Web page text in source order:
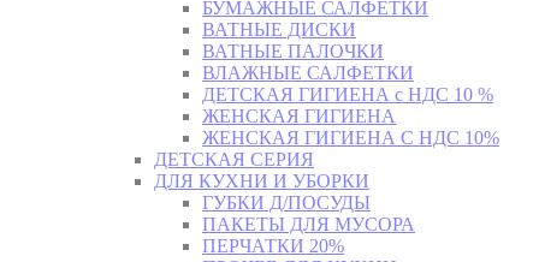
БУМАЖНЫЕ САЛФЕТКИ
ВАТНЫЕ ДИСКИ
ВАТНЫЕ ПАЛОЧКИ
ВЛАЖНЫЕ САЛФЕТКИ
ДЕТСКАЯ ГИГИЕНА с НДС 10 %
ЖЕНСКАЯ ГИГИЕНА
ЖЕНСКАЯ ГИГИЕНА С НДС 10%
ДЕТСКАЯ СЕРИЯ
ДЛЯ КУХНИ И УБОРКИ
ГУБКИ Д/ПОСУДЫ
ПАКЕТЫ ДЛЯ МУСОРА
ПЕРЧАТКИ 20%